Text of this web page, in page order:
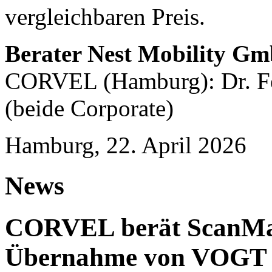
vergleichbaren Preis.
Berater Nest Mobility
CORVEL (Hamburg): Dr.
(beide Corporate)
Hamburg, 22. April 2026
News
CORVEL berät
Übernahme von